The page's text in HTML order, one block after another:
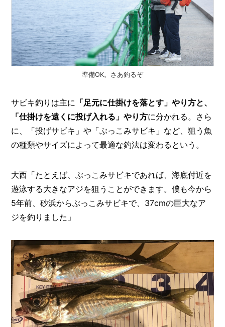
準備OK。さあ釣るぞ
サビキ釣りは主に 「足元に仕掛けを落とす」やり方と、
「仕掛けを遠くに投げ入れる」やり方に分かれる。さら
に、「投げサビキ」や「ぶっこみサビキ」など、狙う魚
の種類やサイズによって最適な釣法は変わるという。
大西「たとえば、ぶっこみサビキであれば、海底付近を
遊泳する大きなアジを狙うことができます。僕も今から
5年前、砂浜からぶっこみサビキで、37cmの巨大なア
ジを釣りました」